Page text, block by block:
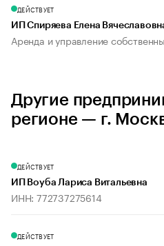
ДЕЙСТВУЕТ
ИП Спиряева Елена
Аренда и управление
Другие
регионе — г.
ДЕЙСТВУЕТ
ИП Воуба Лариса Витальевна
ИНН: 772737275614
ДЕЙСТВУЕТ